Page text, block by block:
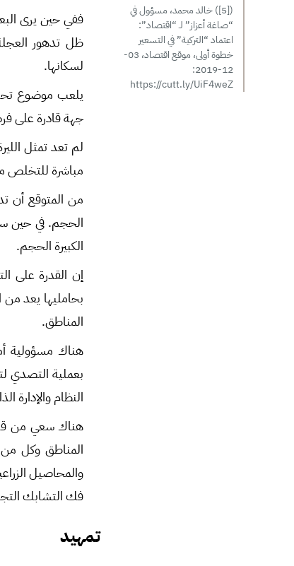
([5]) خالد محمد، مسؤول في
“صاغة أعزاز” لـ “اقتصاد”:
اعتماد “التركية” في التسعير
خطوة أولى، موقع اقتصاد، 03-
12-2019:
https://cutt.ly/UiF4weZ
ففي حين يرى
ظل تدهور
لسكانها.
يلعب موضوع
جهة قادرة على
لم تعد تمثل
مباشرة للتخلص
من المتوقع أن
الحجم. في حين
الكبيرة الحجم.
إن القدرة على
بحامليها يعد
المناطق.
هناك مسؤولية
بعملية التصدي
النظام والإدارة
هناك سعي من
المناطق وكل من
والمحاصيل
فك التشابك
تمهيد